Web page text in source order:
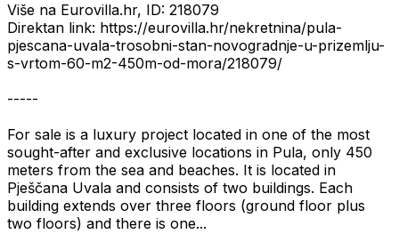
Više na Eurovilla.hr, ID: 218079
Direktan link: https://eurovilla.hr/nekretnina/pula-
pjescana-uvala-trosobni-stan-novogradnje-u-prizemlju-
s-vrtom-60-m2-450m-od-mora/218079/
-----
For sale is a luxury project located in one of the most
sought-after and exclusive locations in Pula, only 450
meters from the sea and beaches. It is located in
Pješčana Uvala and consists of two buildings. Each
building extends over three floors (ground floor plus
two floors) and there is one...